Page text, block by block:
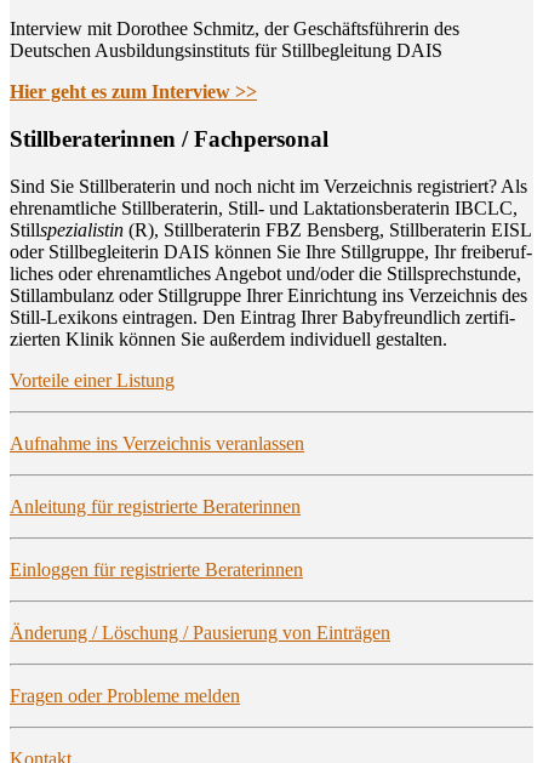
Interview mit Dorothee Schmitz, der Geschäftsführerin des
Deutschen Ausbildungsinstituts für Stillbegleitung DAIS
Hier geht es zum Interview >>
Still­be­ra­te­rin­nen / Fachpersonal
Sind Sie Still­be­ra­te­rin und noch nicht im Ver­zeich­nis regis­triert? Als
ehren­amt­li­che Still­be­ra­te­rin, Still- und Lak­ta­ti­ons­be­ra­te­rin IBCLC,
Stillspe­zia­lis­tin (R), Still­be­ra­te­rin FBZ Bens­berg, Still­be­ra­te­rin EISL
oder Still­be­glei­te­rin DAIS kön­nen Sie Ihre Still­grup­pe, Ihr frei­be­ruf­
li­ches oder ehren­amt­li­ches Ange­bot und/oder die Still­sprech­stun­de,
Still­am­bu­lanz oder Still­grup­pe Ihrer Ein­rich­tung ins Ver­zeich­nis des
Still-Lexi­kons ein­tra­gen. Den Ein­trag Ihrer Baby­freund­lich zer­ti­fi­
zier­ten Kli­nik kön­nen Sie außer­dem indi­vi­du­ell gestalten.
Vor­tei­le einer Listung
Auf­nah­me ins Ver­zeich­nis veranlassen
Anlei­tung für regis­trier­te Beraterinnen
Ein­log­gen für regis­trier­te Beraterinnen
Ände­rung / Löschung / Pau­sie­rung von Einträgen
Fra­gen oder Pro­ble­me melden
Kon­takt